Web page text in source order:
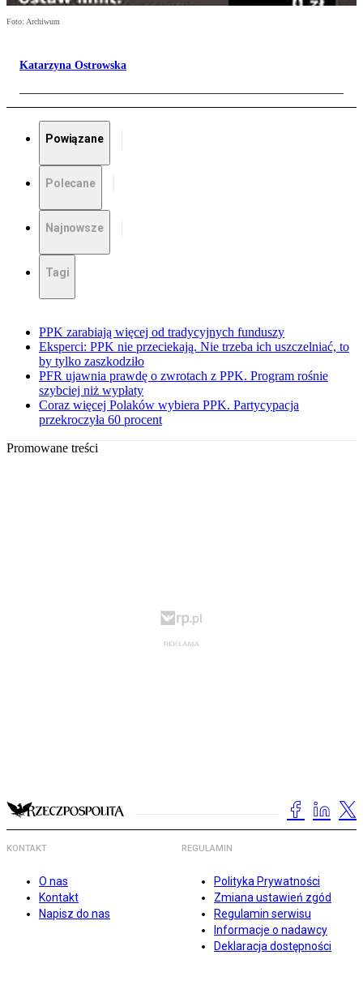
Foto: Archiwum
Katarzyna Ostrowska
Powiązane
Polecane
Najnowsze
Tagi
PPK zarabiają więcej od tradycyjnych funduszy
Eksperci: PPK nie przeciekają. Nie trzeba ich uszczelniać, to
by tylko zaszkodziło
PFR ujawnia prawdę o zwrotach z PPK. Program rośnie
szybciej niż wypłaty
Coraz więcej Polaków wybiera PPK. Partycypacja
przekroczyła 60 procent
Promowane treści
KONTAKT
O nas
Kontakt
Napisz do nas
REGULAMIN
Polityka Prywatności
Zmiana ustawień zgód
Regulamin serwisu
Informacje o nadawcy
Deklaracja dostępności